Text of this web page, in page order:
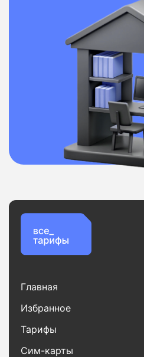
Главная
Избранное
Тарифы
Сим-карты